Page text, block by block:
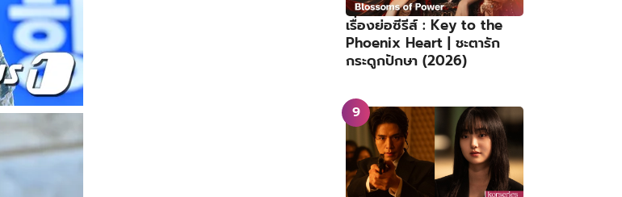
เรื่องย่อซีรีส์ : Key to the
Phoenix Heart | ชะตารัก
กระดูกปักษา (2026)